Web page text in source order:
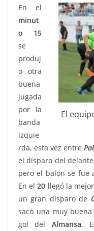
El
En el
minut
o 15
se
produj
o otra
buena
jugada
por la
banda
izquie
rda, esta vez entre
el disparo del
pero el balón se fue
En el20 llegó la
un gran disparo de
sacó una muy
gol del Almansa.